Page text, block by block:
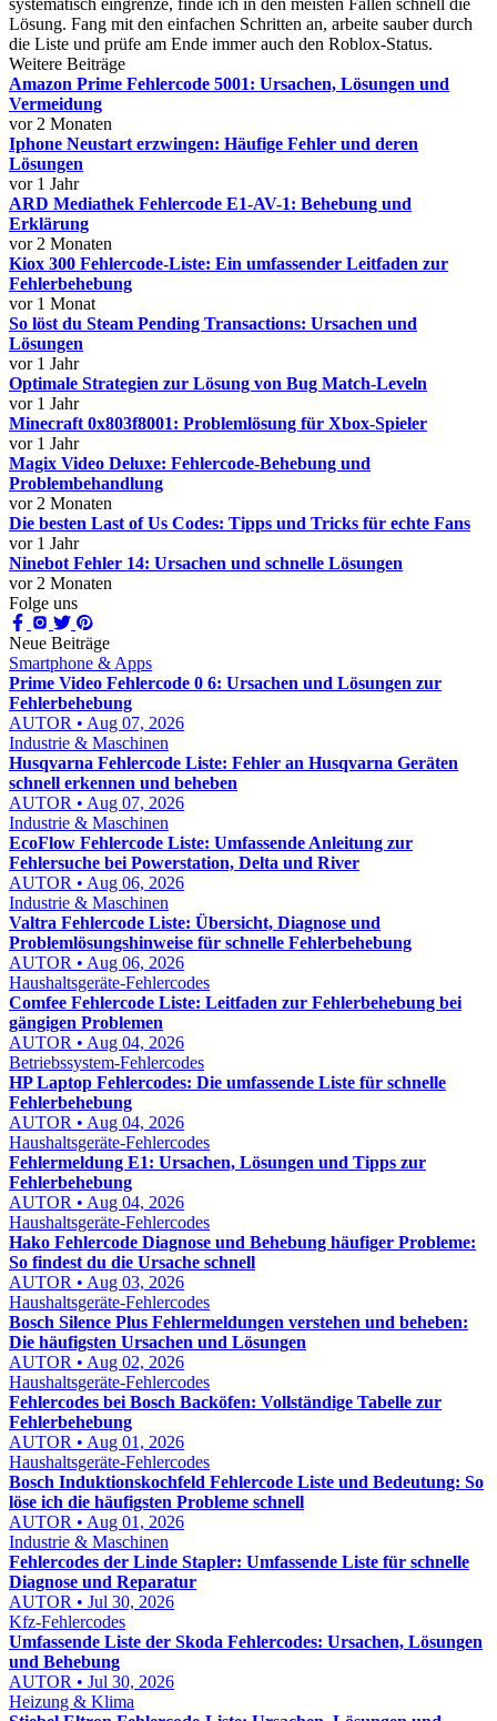
systematisch eingrenze, finde ich in den meisten Fällen schnell die
Lösung. Fang mit den einfachen Schritten an, arbeite sauber durch
die Liste und prüfe am Ende immer auch den Roblox-Status.
Weitere Beiträge
Amazon Prime Fehlercode 5001: Ursachen, Lösungen und
Vermeidung
vor 2 Monaten
Iphone Neustart erzwingen: Häufige Fehler und deren
Lösungen
vor 1 Jahr
ARD Mediathek Fehlercode E1-AV-1: Behebung und
Erklärung
vor 2 Monaten
Kiox 300 Fehlercode-Liste: Ein umfassender Leitfaden zur
Fehlerbehebung
vor 1 Monat
So löst du Steam Pending Transactions: Ursachen und
Lösungen
vor 1 Jahr
Optimale Strategien zur Lösung von Bug Match-Leveln
vor 1 Jahr
Minecraft 0x803f8001: Problemlösung für Xbox-Spieler
vor 1 Jahr
Magix Video Deluxe: Fehlercode-Behebung und
Problembehandlung
vor 2 Monaten
Die besten Last of Us Codes: Tipps und Tricks für echte Fans
vor 1 Jahr
Ninebot Fehler 14: Ursachen und schnelle Lösungen
vor 2 Monaten
Folge uns
Neue Beiträge
Smartphone & Apps
Prime Video Fehlercode 0 6: Ursachen und Lösungen zur
Fehlerbehebung
AUTOR • Aug 07, 2026
Industrie & Maschinen
Husqvarna Fehlercode Liste: Fehler an Husqvarna Geräten
schnell erkennen und beheben
AUTOR • Aug 07, 2026
Industrie & Maschinen
EcoFlow Fehlercode Liste: Umfassende Anleitung zur
Fehlersuche bei Powerstation, Delta und River
AUTOR • Aug 06, 2026
Industrie & Maschinen
Valtra Fehlercode Liste: Übersicht, Diagnose und
Problemlösungshinweise für schnelle Fehlerbehebung
AUTOR • Aug 06, 2026
Haushaltsgeräte-Fehlercodes
Comfee Fehlercode Liste: Leitfaden zur Fehlerbehebung bei
gängigen Problemen
AUTOR • Aug 04, 2026
Betriebssystem-Fehlercodes
HP Laptop Fehlercodes: Die umfassende Liste für schnelle
Fehlerbehebung
AUTOR • Aug 04, 2026
Haushaltsgeräte-Fehlercodes
Fehlermeldung E1: Ursachen, Lösungen und Tipps zur
Fehlerbehebung
AUTOR • Aug 04, 2026
Haushaltsgeräte-Fehlercodes
Hako Fehlercode Diagnose und Behebung häufiger Probleme:
So findest du die Ursache schnell
AUTOR • Aug 03, 2026
Haushaltsgeräte-Fehlercodes
Bosch Silence Plus Fehlermeldungen verstehen und beheben:
Die häufigsten Ursachen und Lösungen
AUTOR • Aug 02, 2026
Haushaltsgeräte-Fehlercodes
Fehlercodes bei Bosch Backöfen: Vollständige Tabelle zur
Fehlerbehebung
AUTOR • Aug 01, 2026
Haushaltsgeräte-Fehlercodes
Bosch Induktionskochfeld Fehlercode Liste und Bedeutung: So
löse ich die häufigsten Probleme schnell
AUTOR • Aug 01, 2026
Industrie & Maschinen
Fehlercodes der Linde Stapler: Umfassende Liste für schnelle
Diagnose und Reparatur
AUTOR • Jul 30, 2026
Kfz-Fehlercodes
Umfassende Liste der Skoda Fehlercodes: Ursachen, Lösungen
und Behebung
AUTOR • Jul 30, 2026
Heizung & Klima